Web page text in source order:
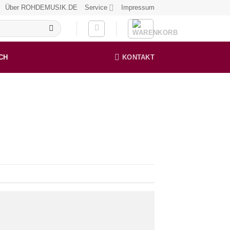
Über ROHDEMUSIK.DE Service Impressum
KONTAKT